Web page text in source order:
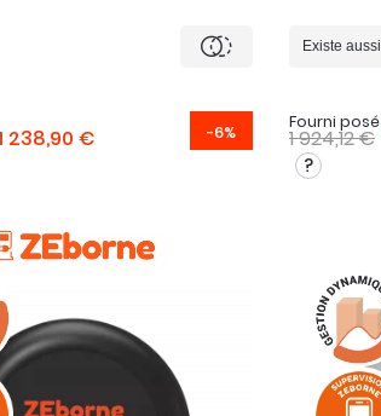
238,90 € -6% Fourni posé
1 924,12 €